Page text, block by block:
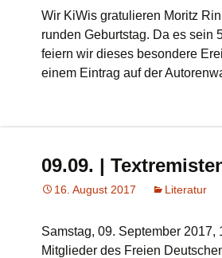
Wir KiWis gratulieren Moritz
runden Geburtstag. Da es sein
feiern wir dieses besondere
einem Eintrag auf der
09.09. |
16. August 2017 Literatur
Samstag, 09. September 2017,
Mitglieder des Freien